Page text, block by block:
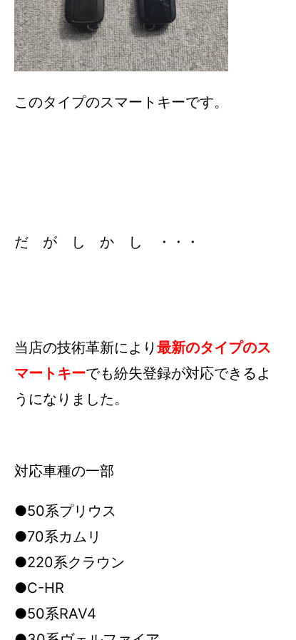
このタイプのスマートキーです。
だ が し か し ・・・
当店の技術革新により 最新のタイプのス
マートキーでも紛失登録が対応できるよ
うになりました。
対応車種の一部
●50系プリウス
●70系カムリ
●220系クラウン
●C-HR
●50系RAV4